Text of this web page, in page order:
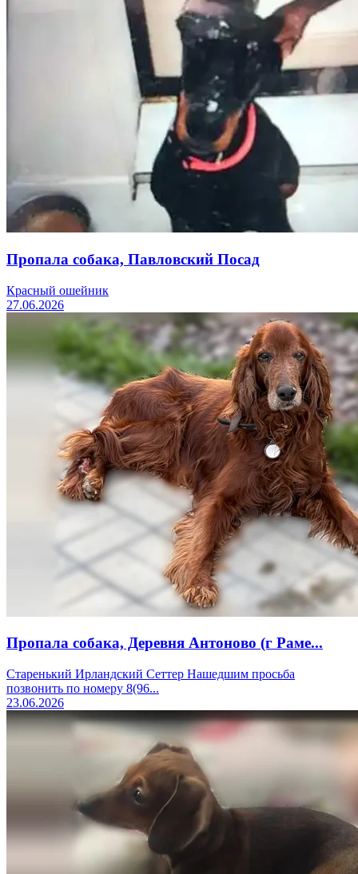
Пропала собака, Павловский Посад
Красный ошейник
27.06.2026
Пропала собака, Деревня Антоново (г Раме...
Старенький Ирландский Сеттер Нашедшим просьба
позвонить по номеру 8(96...
23.06.2026